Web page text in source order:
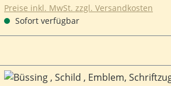
Preise inkl. MwSt. zzgl. Versandkosten
Sofort verfügbar